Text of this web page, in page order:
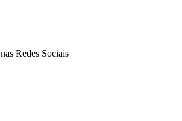
nas Redes Sociais